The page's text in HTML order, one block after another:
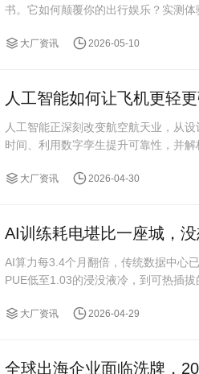
书。它如何颠覆你的出行娱乐？实测体
大厂资讯 2026-05-10
人工智能如何让飞机更轻
人工智能正深刻改变航空航天业，从
时间、利用数字孪生提升可靠性，并解
大厂资讯 2026-04-30
AI训练耗电堪比一座城，
AI算力每3.4个月翻倍，传统数据中心
PUE低至1.03的浸没液冷，到可热插拔
大厂资讯 2026-04-29
全球出海企业面临洗牌，